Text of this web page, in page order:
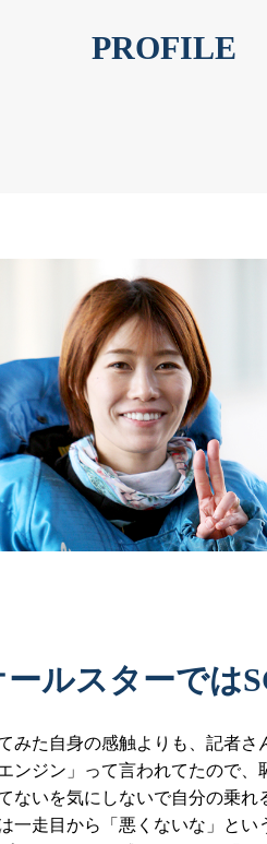
PROFILE
ールスターでは
みた自身の感触よりも、記者
ンジン」って言われてたので
ないを気にしないで自分の乗
一走目から「悪くないな」と